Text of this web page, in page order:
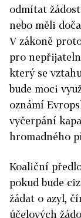
odmítat
nebo měli
V zákoně
pro
který se
bude moci
oznámí
vyčerpání
hromadného
Koaliční
pokud bude
žádat o azyl,
účelových